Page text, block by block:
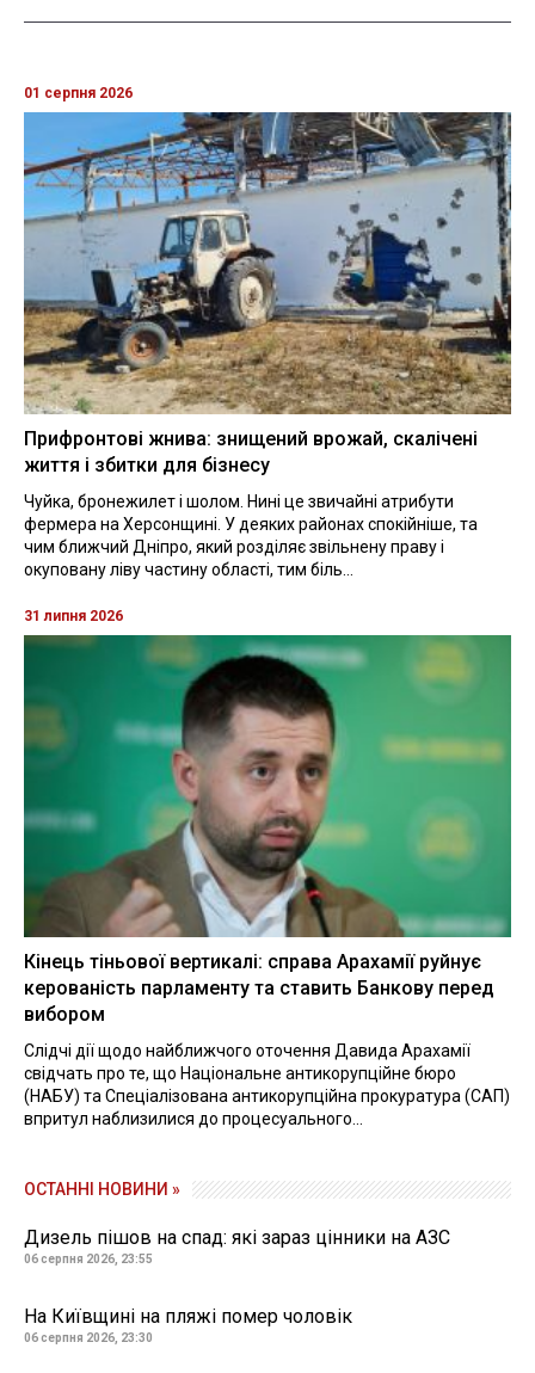
01 серпня 2026
Прифронтові жнива: знищений врожай, скалічені
життя і збитки для бізнесу
Чуйка, бронежилет і шолом. Нині це звичайні атрибути
фермера на Херсонщині. У деяких районах спокійніше, та
чим ближчий Дніпро, який розділяє звільнену праву і
окуповану ліву частину області, тим біль...
31 липня 2026
Кінець тіньової вертикалі: справа Арахамії руйнує
керованість парламенту та ставить Банкову перед
вибором
Слідчі дії щодо найближчого оточення Давида Арахамії
свідчать про те, що Національне антикорупційне бюро
(НАБУ) та Спеціалізована антикорупційна прокуратура (САП)
впритул наблизилися до процесуального...
ОСТАННІ НОВИНИ »
Дизель пішов на спад: які зараз цінники на АЗС
06 серпня 2026, 23:55
На Київщині на пляжі помер чоловік
06 серпня 2026, 23:30